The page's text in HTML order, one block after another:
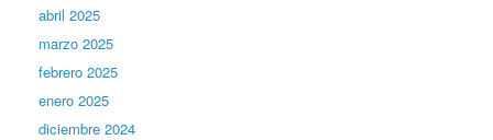
abril 2025
marzo 2025
febrero 2025
enero 2025
diciembre 2024